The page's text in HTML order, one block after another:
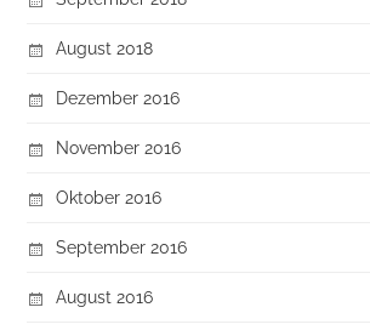
August 2018
Dezember 2016
November 2016
Oktober 2016
September 2016
August 2016